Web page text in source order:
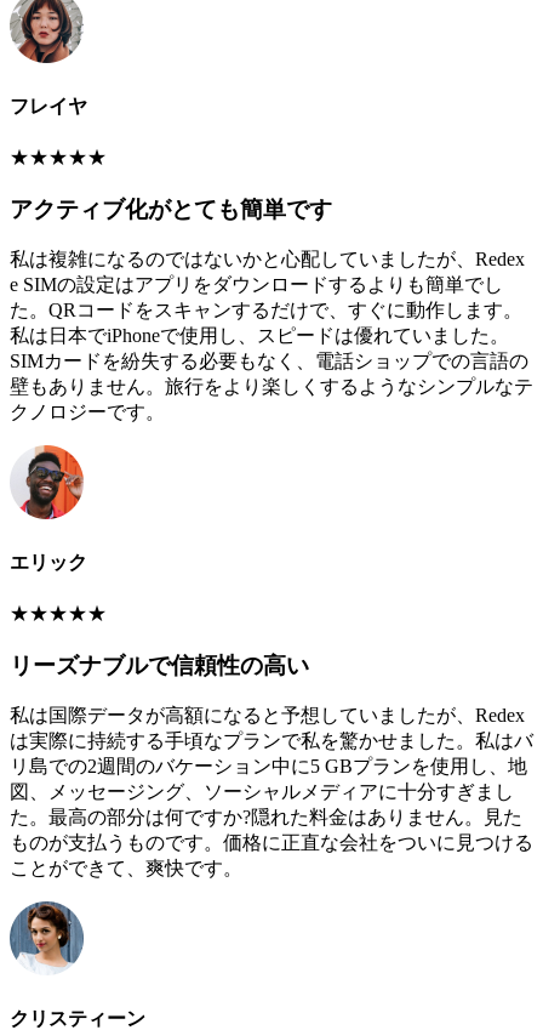
フレイヤ
★★★★★
アクティブ化がとても簡単です
私は複雑になるのではないかと心配していましたが、Redex
e SIMの設定はアプリをダウンロードするよりも簡単でし
た。QRコードをスキャンするだけで、すぐに動作します。
私は日本でiPhoneで使用し、スピードは優れていました。
SIMカードを紛失する必要もなく、電話ショップでの言語の
壁もありません。旅行をより楽しくするようなシンプルなテ
クノロジーです。
エリック
★★★★★
リーズナブルで信頼性の高い
私は国際データが高額になると予想していましたが、Redex
は実際に持続する手頃なプランで私を驚かせました。私はバ
リ島での2週間のバケーション中に5 GBプランを使用し、地
図、メッセージング、ソーシャルメディアに十分すぎまし
た。最高の部分は何ですか?隠れた料金はありません。見た
ものが支払うものです。価格に正直な会社をついに見つける
ことができて、爽快です。
クリスティーン